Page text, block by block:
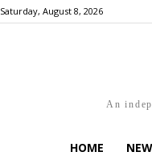
Saturday, August 8, 2026
An
HOME